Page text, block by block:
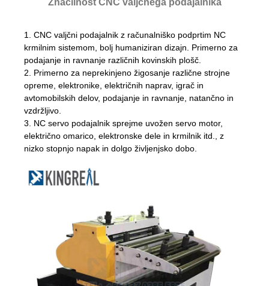
1. CNC valjčni podajalnik z računalniško podprtim NC
krmilnim sistemom, bolj humaniziran dizajn. Primerno za
podajanje in ravnanje različnih kovinskih plošč.
2. Primerno za neprekinjeno žigosanje različne strojne
opreme, elektronike, električnih naprav, igrač in
avtomobilskih delov, podajanje in ravnanje, natančno in
vzdržljivo.
3. NC servo podajalnik sprejme uvožen servo motor,
električno omarico, elektronske dele in krmilnik itd., z
nizko stopnjo napak in dolgo življenjsko dobo.